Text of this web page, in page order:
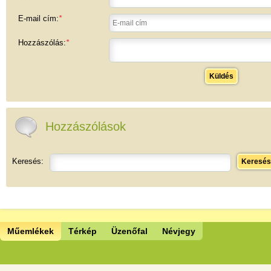
E-mail cím:*
Hozzászólás:*
Küldés
Hozzászólások
Keresés: Keresés
Műemlékek Térkép Üzenőfal Névjegy